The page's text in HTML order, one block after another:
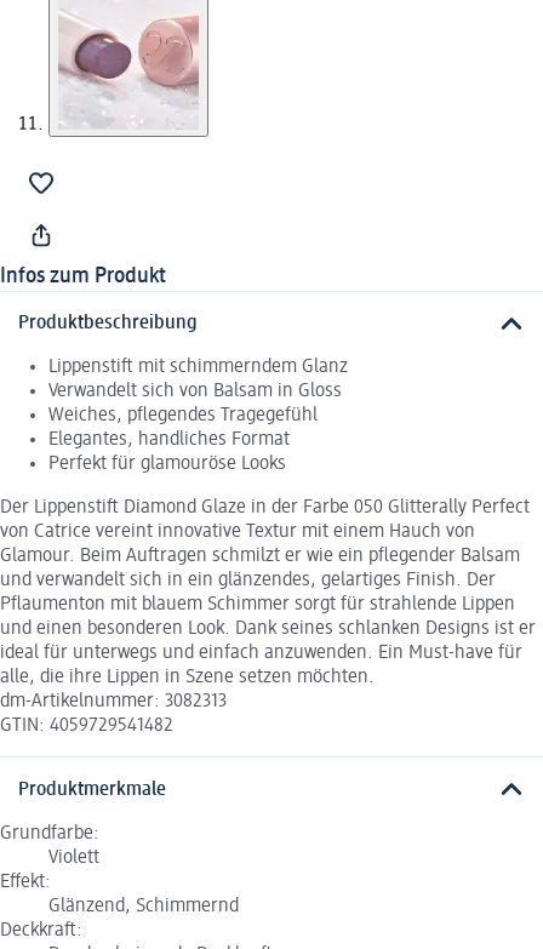
Infos zum Produkt
Produktbeschreibung
Lippenstift mit schimmerndem Glanz
Verwandelt sich von Balsam in Gloss
Weiches, pflegendes Tragegefühl
Elegantes, handliches Format
Perfekt für glamouröse Looks
Der Lippenstift Diamond Glaze in der Farbe 050 Glitterally Perfect
von Catrice vereint innovative Textur mit einem Hauch von
Glamour. Beim Auftragen schmilzt er wie ein pflegender Balsam
und verwandelt sich in ein glänzendes, gelartiges Finish. Der
Pflaumenton mit blauem Schimmer sorgt für strahlende Lippen
und einen besonderen Look. Dank seines schlanken Designs ist er
ideal für unterwegs und einfach anzuwenden. Ein Must-have für
alle, die ihre Lippen in Szene setzen möchten.
dm-Artikelnummer: 3082313
GTIN: 4059729541482
Produktmerkmale
Grundfarbe:
Violett
Effekt:
Glänzend, Schimmernd
Deckkraft: